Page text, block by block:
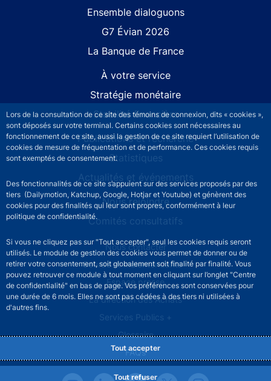
Lors de la consultation de ce site des témoins de connexion, dits « cookies »,
sont déposés sur votre terminal. Certains cookies sont nécessaires au
fonctionnement de ce site, aussi la gestion de ce site requiert l’utilisation de
cookies de mesure de fréquentation et de performance. Ces cookies requis
sont exemptés de consentement.
Des fonctionnalités de ce site s’appuient sur des services proposés par des
tiers (Dailymotion, Katchup, Google, Hotjar et Youtube) et génèrent des
cookies pour des finalités qui leur sont propres, conformément à leur
politique de confidentialité.
Si vous ne cliquez pas sur "Tout accepter", seul les cookies requis seront
utilisés. Le module de gestion des cookies vous permet de donner ou de
retirer votre consentement, soit globalement soit finalité par finalité. Vous
pouvez retrouver ce module à tout moment en cliquant sur l’onglet "Centre
de confidentialité" en bas de page. Vos préférences sont conservées pour
une durée de 6 mois. Elles ne sont pas cédées à des tiers ni utilisées à
d'autres fins.
Tout accepter
Tout refuser
Ensemble dialoguons
G7 Évian 2026
La Banque de France
À votre service
Stratégie monétaire
Stabilité financière
Publications et recherche
Statistiques
Actualités et événements
Nous rejoindre
Comités consultatifs
Footer secondary menuNous contacter
Sourds et malentendants
Espace presse
La direction des Achats
Services Publics +
Glossaire
FAQs